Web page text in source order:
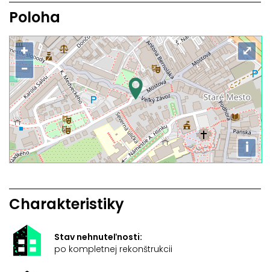
Poloha
+
−
i
⤢
Charakteristiky
Stav nehnuteľnosti:
po kompletnej rekonštrukcii